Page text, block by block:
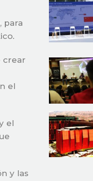
para
crear
el
el
y las